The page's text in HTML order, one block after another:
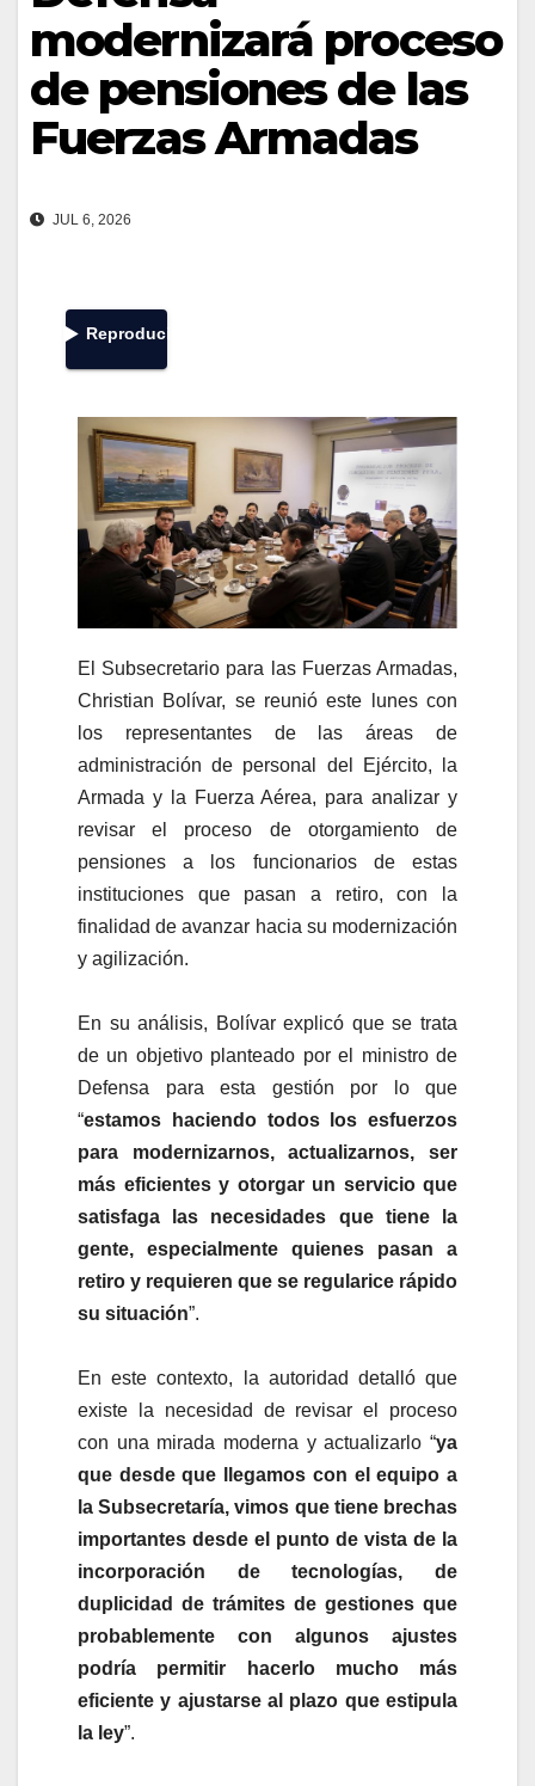
modernizará proceso
de pensiones de las
Fuerzas Armadas
JUL 6, 2026
Reproducir
El Subsecretario para las Fuerzas Armadas,
Christian Bolívar, se reunió este lunes con
los representantes de las áreas de
administración de personal del Ejército, la
Armada y la Fuerza Aérea, para analizar y
revisar el proceso de otorgamiento de
pensiones a los funcionarios de estas
instituciones que pasan a retiro, con la
finalidad de avanzar hacia su modernización
y agilización.
En su análisis, Bolívar explicó que se trata
de un objetivo planteado por el ministro de
Defensa para esta gestión por lo que
“estamos haciendo todos los esfuerzos
para modernizarnos, actualizarnos, ser
más eficientes y otorgar un servicio que
satisfaga las necesidades que tiene la
gente, especialmente quienes pasan a
retiro y requieren que se regularice rápido
su situación”.
En este contexto, la autoridad detalló que
existe la necesidad de revisar el proceso
con una mirada moderna y actualizarlo “ya
que desde que llegamos con el equipo a
la Subsecretaría, vimos que tiene brechas
importantes desde el punto de vista de la
incorporación de tecnologías, de
duplicidad de trámites de gestiones que
probablemente con algunos ajustes
podría permitir hacerlo mucho más
eficiente y ajustarse al plazo que estipula
la ley”.